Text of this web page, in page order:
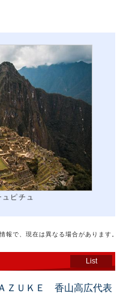
ュピチュ
報で、現在は異なる場合があります。
List
ＺＵＫＥ 香山高広代表